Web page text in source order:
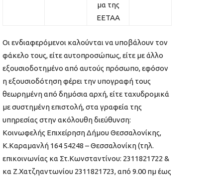
μα της
ΕΕΤΑΑ
Οι ενδιαφερόμενοι καλούνται να υποβάλουν τον
φάκελο τους, είτε αυτοπροσώπως, είτε με άλλο
εξουσιοδοτημένο από αυτούς πρόσωπο, εφόσον
η εξουσιοδότηση φέρει την υπογραφή τους
θεωρημένη από δημόσια αρχή, είτε ταχυδρομικά
με συστημένη επιστολή, στα γραφεία της
υπηρεσίας στην ακόλουθη διεύθυνση:
Κοινωφελής Επιχείρηση Δήμου Θεσσαλονίκης,
Κ.Καραμανλή 164 54248 – Θεσσαλονίκη (τηλ.
επικοινωνίας κα Στ.Κωνσταντίνου: 2311821722 &
κα Ζ.Χατζηαντωνίου 2311821723, από 9.00 πμ έως